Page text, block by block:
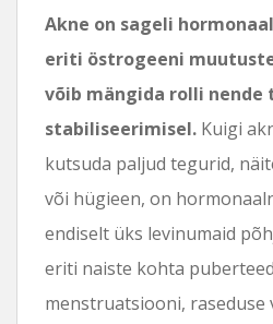
Akne on sageli
eriti östrogeeni
võib mängida rolli nende
stabiliseerimisel. Kuigi
kutsuda paljud tegurid,
või hügieen, on
endiselt üks levinumaid
eriti naiste kohta
menstruatsiooni, raseduse